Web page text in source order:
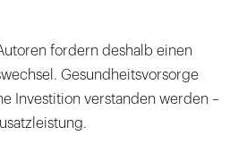
fordern deshalb einen
Gesundheitsvorsorge
Investition verstanden werden –